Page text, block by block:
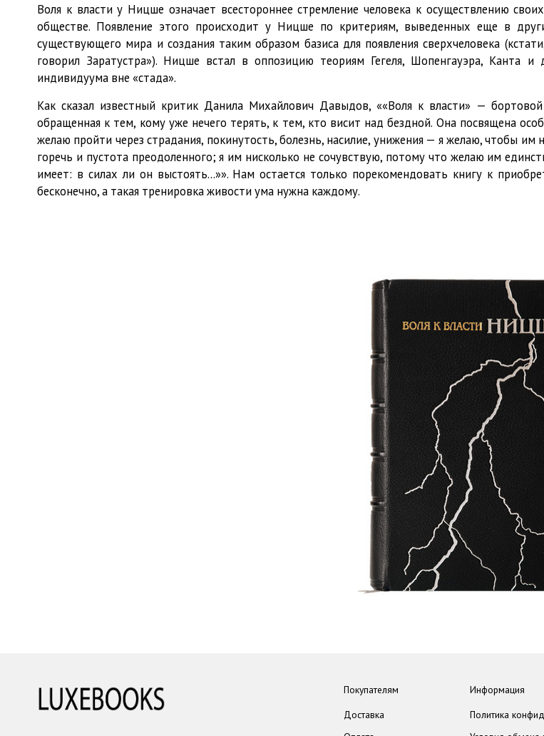
Воля к власти у Ницше означает всестороннее стремление человека к осуществлению
обществе. Появление этого происходит у Ницше по критериям, выведенных еще в
существующего мира и создания таким образом базиса для появления сверхчеловека
говорил Заратустра»). Ницше встал в оппозицию теориям Гегеля, Шопенгауэра, Канта
индивидуума вне «стада».
Как сказал известный критик Данила Михайлович Давыдов, ««Воля к власти» —
обращенная к тем, кому уже нечего терять, к тем, кто висит над бездной. Она посвящена
желаю пройти через страдания, покинутость, болезнь, насилие, унижения — я желаю, чтобы им
горечь и пустота преодоленного; я им нисколько не сочувствую, потому что желаю им
имеет: в силах ли он выстоять...»». Нам остается только порекомендовать книгу к
бесконечно, а такая тренировка живости ума нужна каждому.
Покупателям
Доставка
Информация
Политика